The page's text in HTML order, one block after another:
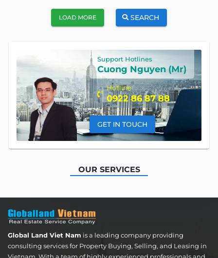
LOAD MORE SEARCH
Support Hotlines
Cuong Nguyen (Mr)
Hotline
0922 86 87 88
GET IN TOUCH
OUR SERVICES